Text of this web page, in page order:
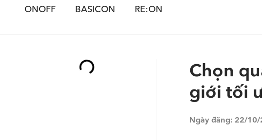
ONOFF BASICON RE:ON
Chọn
giới tối
Ngày đăng: 22/